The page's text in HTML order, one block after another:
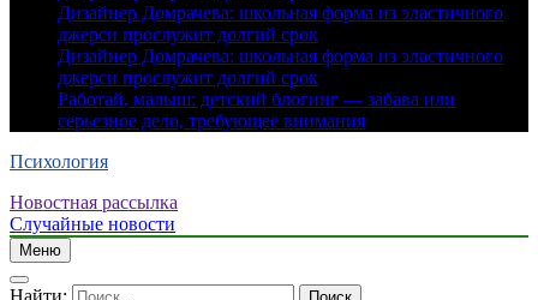
Дизайнер Домрачева: школьная форма из эластичного
джерси прослужит долгий срок
Дизайнер Домрачева: школьная форма из эластичного
джерси прослужит долгий срок
Работай, малыш: детский блогинг — забава или
серьезное дело, требующее внимания
Психология
Новостная рассылка
Случайные новости
Меню
Найти: